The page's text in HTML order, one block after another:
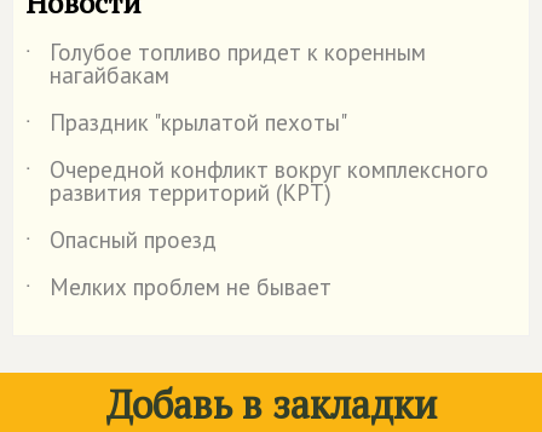
˙ Голубое топливо придет к коренным
нагайбакам
˙
Праздник "крылатой пехоты"
˙
Очередной конфликт вокруг комплексного
развития территорий (КРТ)
˙
Опасный проезд
˙
Мелких проблем не бывает
Добавь в закладки